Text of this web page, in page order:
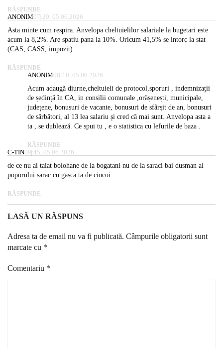
RĂSPUNDE
ANONIM07:29, 05.06.2026
Asta minte cum respira. Anvelopa cheltuielilor salariale la bugetari este
acum la 8,2%. Are spatiu pana la 10%. Oricum 41,5% se intorc la stat
(CAS, CASS, impozit).
RĂSPUNDE
ANONIM08:10, 05.06.2026
Acum adaugă diurne,cheltuieli de protocol,sporuri , indemnizații
de ședință în CA, in consilii comunale ,orășenești, municipale,
județene, bonusuri de vacante, bonusuri de sfârșit de an, bonusuri
de sărbători, al 13 lea salariu și cred că mai sunt. Anvelopa asta a
ta , se dublează. Ce spui tu , e o statistica cu lefurile de baza .
RĂSPUNDE
C-TIN09:45, 05.06.2026
de ce nu ai taiat bolohane de la bogatani nu de la saraci bai dusman al
poporului sarac cu gasca ta de ciocoi
RĂSPUNDE
LASĂ UN RĂSPUNS
Adresa ta de email nu va fi publicată. Câmpurile obligatorii sunt
marcate cu *
Comentariu *